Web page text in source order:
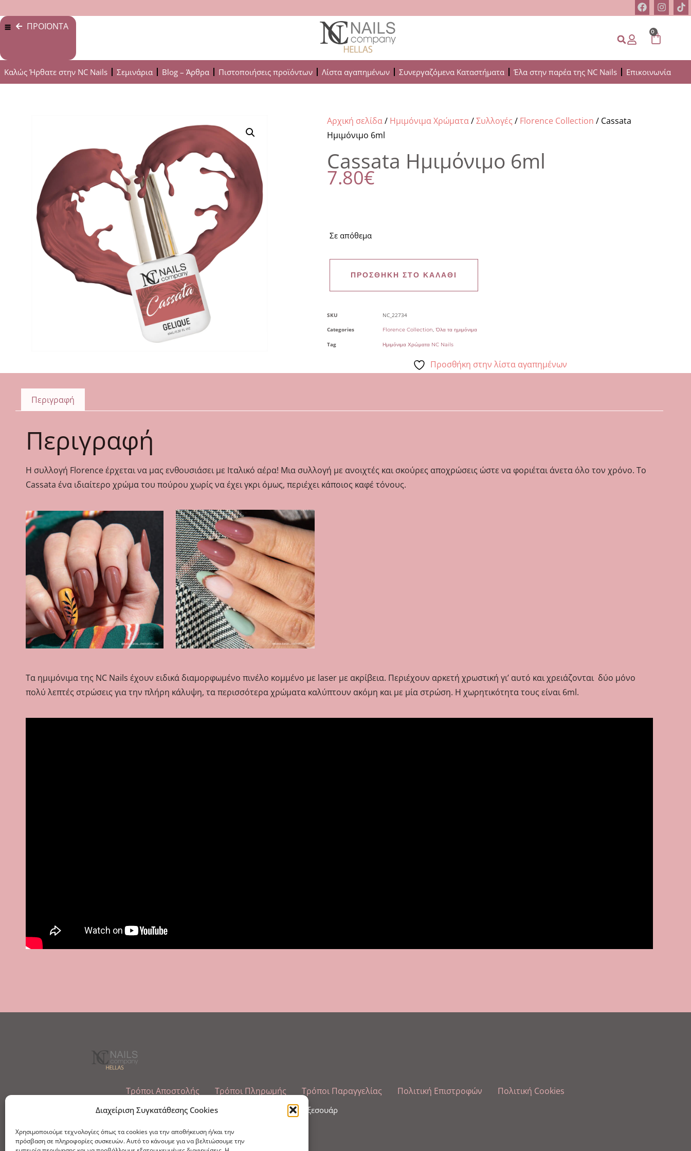
Διαχείριση Συγκατάθεσης Cookies
Χρησιμοποιούμε τεχνολογίες όπως τα cookies για την αποθήκευση ή/και την
πρόσβαση σε πληροφορίες συσκευών. Αυτό το κάνουμε για να βελτιώσουμε την
ΠΡΟΪΟΝΤΑ 0
Καλώς Ήρθατε στην NC Nails Σεμινάρια Blog – Άρθρα Πιστοποιήσεις προϊόντων Λίστα αγαπημένων Συνεργαζόμενα Καταστήματα Έλα στην παρέα της NC Nails Επικοινωνία
Αρχική σελίδα/ Ημιμόνιμα Χρώματα/Συλλογές / Florence Collection / Cassata
Ημιμόνιμο 6ml
Cassata Ημιμόνιμο 6ml
7.80€
Σε απόθεμα
ΠΡΟΣΘΉΚΗ ΣΤΟ ΚΑΛΆΘΙ
SKU
NC_22734
Categories
Florence Collection,Όλα τα ημιμόνιμα
Tag Ημιμόνιμα Χρώματα NC Nails
Προσθήκη στην λίστα αγαπημένων
Περιγραφή
Περιγραφή
Η συλλογή Florence έρχεται να μας ενθουσιάσει με Ιταλικό αέρα! Μια συλλογή με ανοιχτές και σκούρες αποχρώσεις ώστε να φοριέται άνετα όλο τον χρόνο. Το
Cassata ένα ιδιαίτερο χρώμα του πούρου χωρίς να έχει γκρι όμως, περιέχει κάποιος καφέ τόνους.
Τα ημιμόνιμα της NC Nails έχουν ειδικά διαμορφωμένο πινέλο κομμένο με laser με ακρίβεια. Περιέχουν αρκετή χρωστική γι’ αυτό και χρειάζονται δύο μόνο
πολύ λεπτές στρώσεις για την πλήρη κάλυψη, τα περισσότερα χρώματα καλύπτουν ακόμη και με μία στρώση. Η χωρητικότητα τους είναι 6ml.
Τρόποι Αποστολής Τρόποι Πληρωμής Τρόποι Παραγγελίας Πολιτική Επιστροφών Πολιτική Cookies
Εμπόριο Ειδών Ονυχοπλαστικής, Καλλωπισμού άκρων και αξεσουάρ
info@ncnails.gr